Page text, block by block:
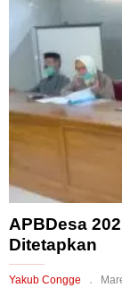
APBDesa
Ditetapkan
Yakub Congge